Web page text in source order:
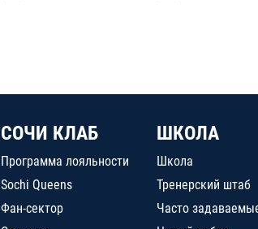
СОЧИ КЛАБ
Программа лояльности
Sochi Queens
Фан-сектор
ШКОЛА
Школа
Тренерский штаб
Часто